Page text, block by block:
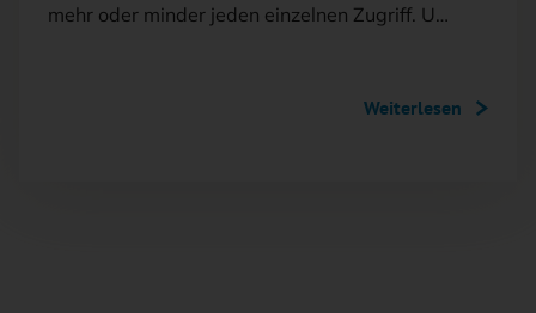
mehr oder minder jeden einzelnen Zugriff. U…
Weiterlesen